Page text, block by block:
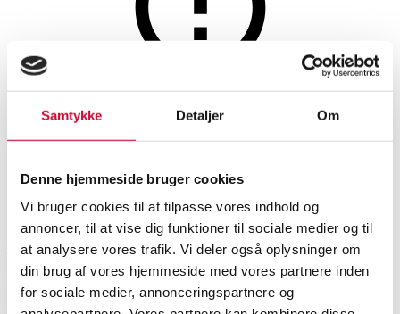
Samtykke Detaljer Om
Denne hjemmeside bruger cookies
Vi bruger cookies til at tilpasse vores indhold og
annoncer, til at vise dig funktioner til sociale medier og til
at analysere vores trafik. Vi deler også oplysninger om
din brug af vores hjemmeside med vores partnere inden
for sociale medier, annonceringspartnere og
Denne auktion er annulleret
Denne auktion er annulleret
SHOWROOM
Vejle
VURDERING
DKK 39.000
VARENUMMER
6481281
Nyproduceret vareMomsvare